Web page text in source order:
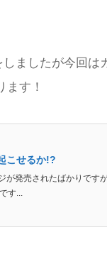
ましたが今回は
す！
こせるか!?
が発売されたばかりです
す...